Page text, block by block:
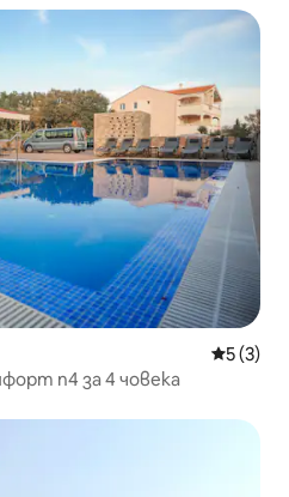
Средна
5 (3)
n4 за 4 човека